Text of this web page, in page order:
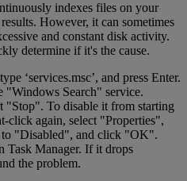
indexes files on your
However, it can sometimes
and constant disk activity.
determine if it's the cause.
‘services.msc’, and press Enter.
"Windows Search" service.
"Stop". To disable it from starting
click again, select "Properties",
to "Disabled", and click "OK".
Task Manager. If it drops
the problem.